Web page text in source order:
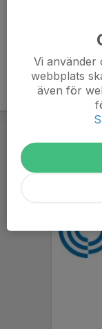
Vi använder
webbplats
även för